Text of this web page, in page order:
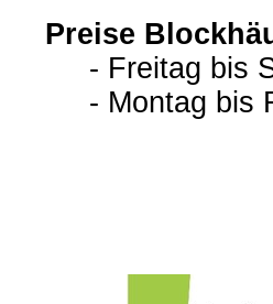
Preise
- Freitag bis
- Montag bis